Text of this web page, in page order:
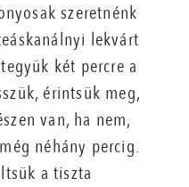
szeretnénk
lekvárt
két percre a
érintsük meg,
van, ha nem,
néhány percig.
a tiszta